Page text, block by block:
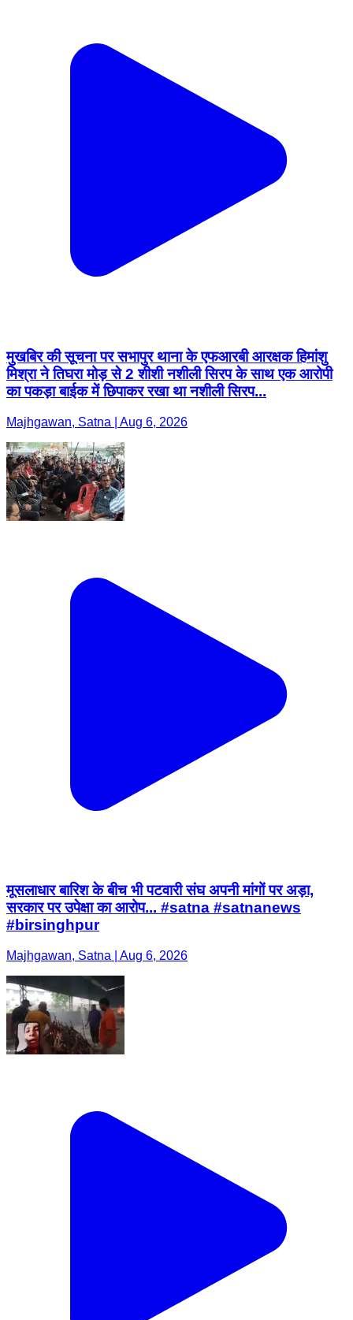
मुखबिर की सूचना पर सभापुर थाना के एफआरबी आरक्षक हिमांशु
मिश्रा ने तिघरा मोड़ से 2 शीशी नशीली सिरप के साथ एक आरोपी
का पकड़ा बाईक में छिपाकर रखा था नशीली सिरप...
Majhgawan, Satna | Aug 6, 2026
मूसलाधार बारिश के बीच भी पटवारी संघ अपनी मांगों पर अड़ा,
सरकार पर उपेक्षा का आरोप... #satna #satnanews
#birsinghpur
Majhgawan, Satna | Aug 6, 2026